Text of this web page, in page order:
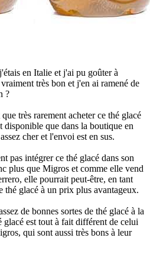
en Italie et j'ai pu goûter à
très bon et j'en ai ramené de
?
très rarement acheter ce thé glacé
disponible que dans la boutique en
cher et l'envoi est en sus.
pas intégrer ce thé glacé dans son
plus que Migros et comme elle vend
elle pourrait peut-être, en tant
thé glacé à un prix plus avantageux.
de bonnes sortes de thé glacé à la
est tout à fait différent de celui
qui sont aussi très bons à leur